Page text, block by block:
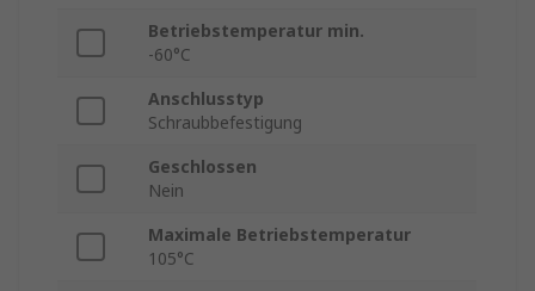
Betriebstemperatur min.
-60°C
Anschlusstyp
Schraubbefestigung
Geschlossen
Nein
Maximale Betriebstemperatur
105°C